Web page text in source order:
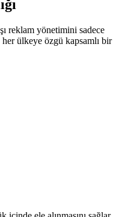
reklam yönetimini sadece
ülkeye özgü kapsamlı bir